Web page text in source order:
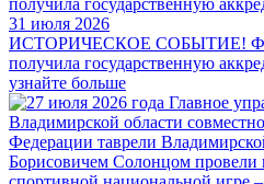
31 июля 2026
ИСТОРИЧЕСКОЕ СОБЫТИЕ!
получила государственную
узнайте больше